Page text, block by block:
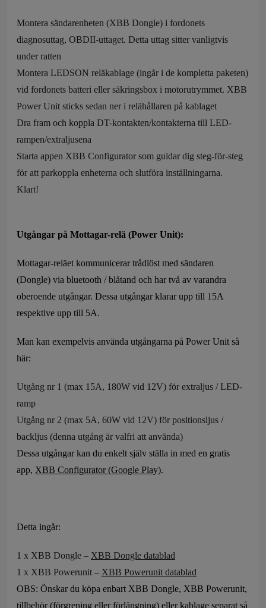
Montera sändarenheten (XBB Dongle) i fordonets
diagnosuttag, OBDII-uttaget. Detta uttag sitter vanligtvis
under ratten
Montera LEDSON reläkablage (ingår i de kompletta paketen)
vid fordonets batteri eller säkringsbox i motorutrymmet. XBB
Power Unit sticks sedan ner i relähållaren på kablaget
Dra fram och koppla DT-kontakten/kontakterna till LED-
rampen/extraljusena
Starta appen XBB Configurator som guidar dig steg-för-steg
för att parkoppla enheterna och slutföra inställningarna.
Klart!
Utgångar på Mottagar-relä (Power Unit):
Mottagar-reläet kommunicerar trådlöst med sändaren
(Dongle) via bluetooth / blåtand och har två av varandra
oberoende utgångar. Dessa utgångar klarar upp till 15A
respektive upp till 5A.
Man kan exempelvis använda utgångarna på Power Unit så
här:
Utgång nr 1 (max 15A, 180W vid 12V) för extraljus / LED-
ramp
Utgång nr 2 (max 5A, 60W vid 12V) för positionsljus /
backljus (denna utgång är valfri att använda)
Dessa utgångar kan du enkelt själv ställa in med en gratis
app, XBB Configurator (Google Play).
Detta ingår:
1 x XBB Dongle – XBB Dongle datablad
1 x XBB Powerunit – XBB Powerunit datablad
OBS: Önskar du köpa enbart XBB Dongle, XBB Powerunit,
tillbehör (förgrening eller förlängning) eller kablage separat så